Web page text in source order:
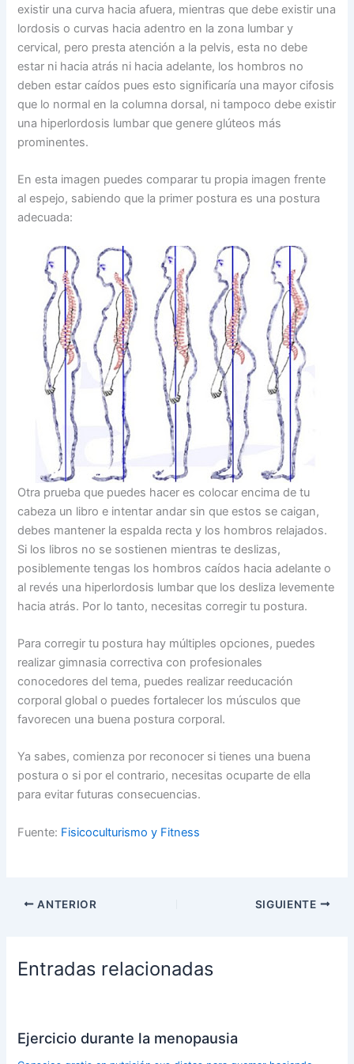
existir una curva hacia afuera, mientras que debe existir una
lordosis o curvas hacia adentro en la zona lumbar y
cervical, pero presta atención a la pelvis, esta no debe
estar ni hacia atrás ni hacia adelante, los hombros no
deben estar caídos pues esto significaría una mayor cifosis
que lo normal en la columna dorsal, ni tampoco debe existir
una hiperlordosis lumbar que genere glúteos más
prominentes.
En esta imagen puedes comparar tu propia imagen frente
al espejo, sabiendo que la primer postura es una postura
adecuada:
Otra prueba que puedes hacer es colocar encima de tu
cabeza un libro e intentar andar sin que estos se caigan,
debes mantener la espalda recta y los hombros relajados.
Si los libros no se sostienen mientras te deslizas,
posiblemente tengas los hombros caídos hacia adelante o
al revés una hiperlordosis lumbar que los desliza levemente
hacia atrás. Por lo tanto, necesitas corregir tu postura.
Para corregir tu postura hay múltiples opciones, puedes
realizar gimnasia correctiva con profesionales
conocedores del tema, puedes realizar reeducación
corporal global o puedes fortalecer los músculos que
favorecen una buena postura corporal.
Ya sabes, comienza por reconocer si tienes una buena
postura o si por el contrario, necesitas ocuparte de ella
para evitar futuras consecuencias.
Fuente: Fisicoculturismo y Fitness
ANTERIOR SIGUIENTE
Entradas relacionadas
Ejercicio durante la menopausia